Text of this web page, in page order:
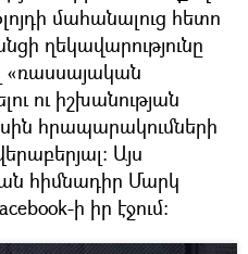
մահանալուց հետո
ղեկավարությունը
«ռասսայական
ու իշխանության
հրապարակումների
Այս
հիմնադիր Մարկ
ի իր էջում։